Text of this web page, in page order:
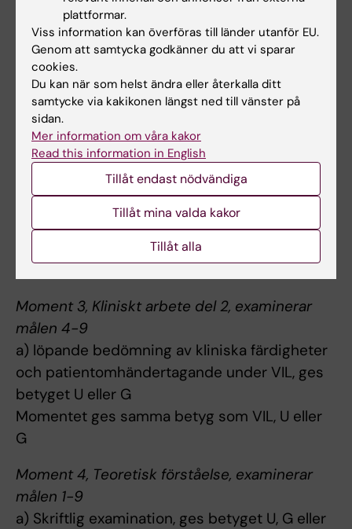
målen 1-8
a) obligatoriska inlämningsuppgifter
Momentet ges något av betygen U eller G. För
betyget G krävs fullgjorda obligatoriska
utbildningsinslag enligt anvisningar.
Moment 2, Kliniskt arbete del 1, examinerar
målen 4-9
a) löpande bedömning av kliniska färdigheter
och patientomhändertagande under VIL, ges
betyget U eller G
Momentet ges samma betyg som VIL, U eller
Moment 3, Kliniskt arbete del 2, examinerar
målen 4-9
a) löpande bedömning av kliniska färdigheter
och patientomhändertagande under VIL, ges
betyget U eller G
Momentet ges samma betyg som VIL, U eller
G
Moment 4, Teoretisk förståelse, examinerar
målen 1-9
a) Skriftlig examination, ges betyget U, G eller
plattformar.
Viss information kan överföras till länder utanför EU.
Genom att samtycka godkänner du att vi sparar
cookies.
Du kan när som helst ändra eller återkalla ditt
samtycke via kakikonen längst ned till vänster på
sidan.
Mer information om våra kakor
Read this information in English
Tillåt endast nödvändiga
Tillåt mina valda kakor
Tillåt alla